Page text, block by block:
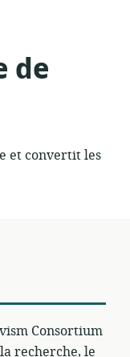
de
et convertit les
Consortium
recherche, le